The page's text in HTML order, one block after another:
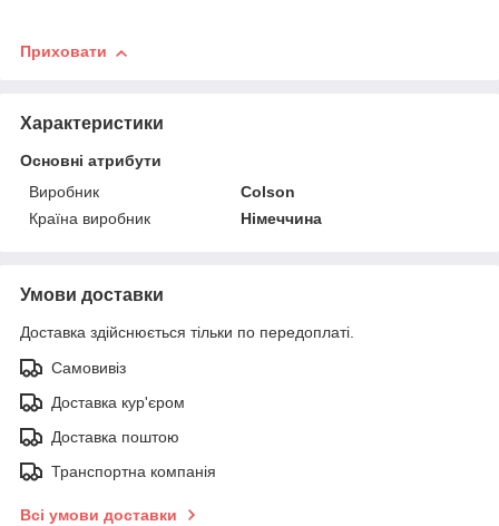
Приховати
Характеристики
Основні атрибути
Виробник
Colson
Країна виробник
Німеччина
Умови доставки
Доставка здійснюється тільки по передоплаті.
Самовивіз
Доставка кур'єром
Доставка поштою
Транспортна компанія
Всі умови доставки